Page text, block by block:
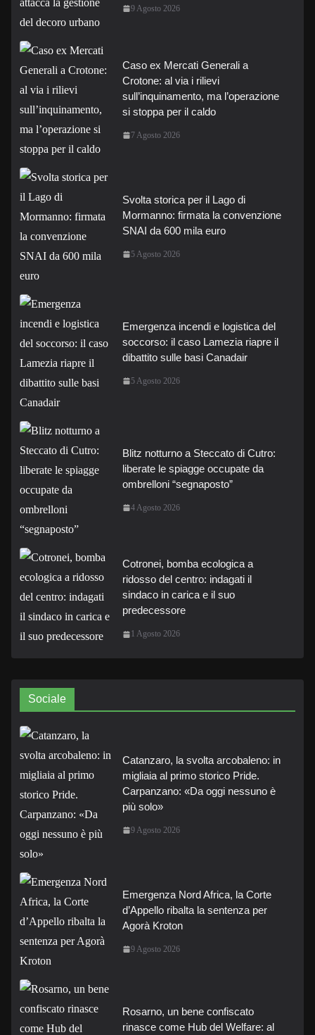
9 Agosto 2026
Caso ex Mercati Generali a
Crotone: al via i rilievi
sull’inquinamento, ma l’operazione
si stoppa per il caldo
7 Agosto 2026
Svolta storica per il Lago di
Mormanno: firmata la convenzione
SNAI da 600 mila euro
5 Agosto 2026
Emergenza incendi e logistica del
soccorso: il caso Lamezia riapre il
dibattito sulle basi Canadair
5 Agosto 2026
Blitz notturno a Steccato di Cutro:
liberate le spiagge occupate da
ombrelloni “segnaposto”
4 Agosto 2026
Cotronei, bomba ecologica a
ridosso del centro: indagati il
sindaco in carica e il suo
predecessore
1 Agosto 2026
Sociale
Catanzaro, la svolta arcobaleno: in
migliaia al primo storico Pride.
Carpanzano: «Da oggi nessuno è
più solo»
9 Agosto 2026
Emergenza Nord Africa, la Corte
d’Appello ribalta la sentenza per
Agorà Kroton
9 Agosto 2026
Rosarno, un bene confiscato
rinasce come Hub del Welfare: al